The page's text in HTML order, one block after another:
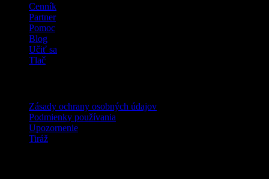
Cenník
Partner
Pomoc
Blog
Učiť sa
Tlač
Zásady ochrany osobných údajov
Podmienky používania
Upozornenie
Tiráž